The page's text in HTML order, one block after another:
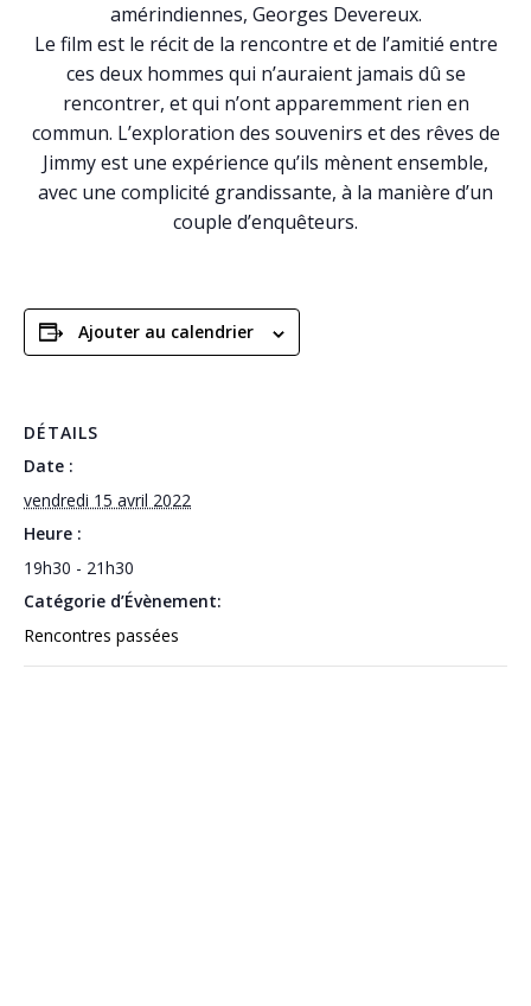
amérindiennes, Georges Devereux.
Le film est le récit de la rencontre et de l’amitié entre
ces deux hommes qui n’auraient jamais dû se
rencontrer, et qui n’ont apparemment rien en
commun. L’exploration des souvenirs et des rêves de
Jimmy est une expérience qu’ils mènent ensemble,
avec une complicité grandissante, à la manière d’un
couple d’enquêteurs.
Ajouter au calendrier
DÉTAILS
Date :
vendredi 15 avril 2022
Heure :
19h30 - 21h30
Catégorie d’Évènement:
Rencontres passées